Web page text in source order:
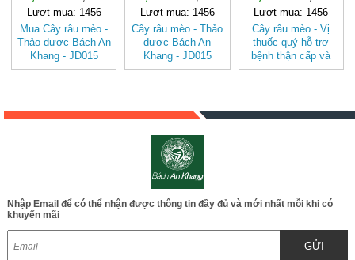
Lượt mua: 1456
Mua Cây râu mèo -
Thảo dược Bách An
Khang - JD015
cayraumeo v2
Lượt mua: 1456
Cây râu mèo - Thảo
dược Bách An
Khang - JD015
cayraumeo
Lượt mua: 1456
Cây râu mèo - Vị
thuốc quý hỗ trợ
bệnh thận cấp và
mãn tính JD015
Nhập Email để có thể nhận được thông tin đầy đủ và mới nhất mỗi khi có
khuyến mãi
GỬI